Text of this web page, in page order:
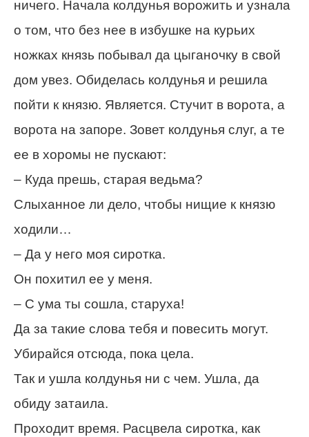
ничего. Начала колдунья ворожить и узнала
о том, что без нее в избушке на курьих
ножках князь побывал да цыганочку в свой
дом увез. Обиделась колдунья и решила
пойти к князю. Является. Стучит в ворота, а
ворота на запоре. Зовет колдунья слуг, а те
ее в хоромы не пускают:
– Куда прешь, старая ведьма?
Слыханное ли дело, чтобы нищие к князю
ходили…
– Да у него моя сиротка.
Он похитил ее у меня.
– С ума ты сошла, старуха!
Да за такие слова тебя и повесить могут.
Убирайся отсюда, пока цела.
Так и ушла колдунья ни с чем. Ушла, да
обиду затаила.
Проходит время. Расцвела сиротка, как